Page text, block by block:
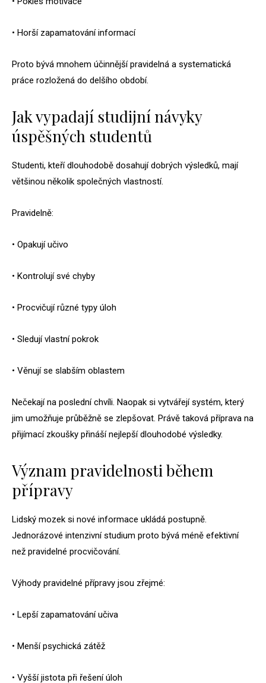
• Horší zapamatování informací
Proto bývá mnohem účinnější pravidelná a systematická
práce rozložená do delšího období.
Jak vypadají studijní návyky
úspěšných studentů
Studenti, kteří dlouhodobě dosahují dobrých výsledků, mají
většinou několik společných vlastností.
Pravidelně:
• Opakují učivo
• Kontrolují své chyby
• Procvičují různé typy úloh
• Sledují vlastní pokrok
• Věnují se slabším oblastem
Nečekají na poslední chvíli. Naopak si vytvářejí systém, který
jim umožňuje průběžně se zlepšovat. Právě taková příprava na
přijímací zkoušky přináší nejlepší dlouhodobé výsledky.
Význam pravidelnosti během
přípravy
Lidský mozek si nové informace ukládá postupně.
Jednorázové intenzivní studium proto bývá méně efektivní
než pravidelné procvičování.
Výhody pravidelné přípravy jsou zřejmé:
• Lepší zapamatování učiva
• Menší psychická zátěž
• Vyšší jistota při řešení úloh